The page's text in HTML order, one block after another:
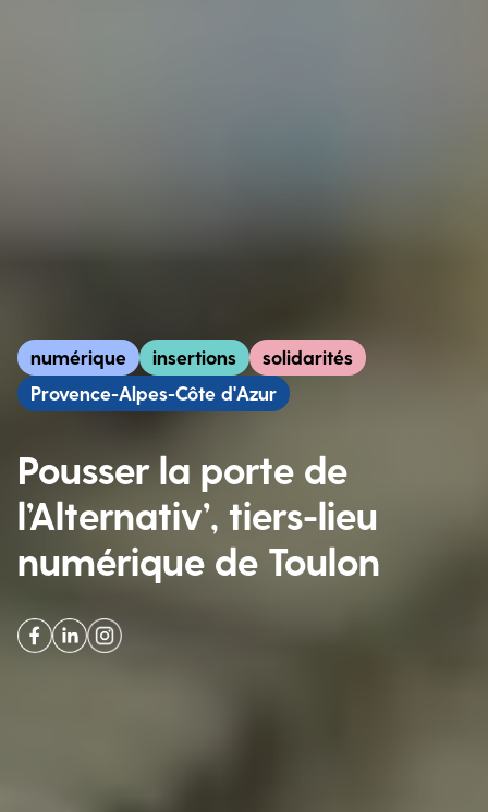
numérique insertions
solidarités
Provence-Alpes-Côte d'Azur
Pousser la porte de
l’Alternativ’, tiers-lieu
numérique de Toulon